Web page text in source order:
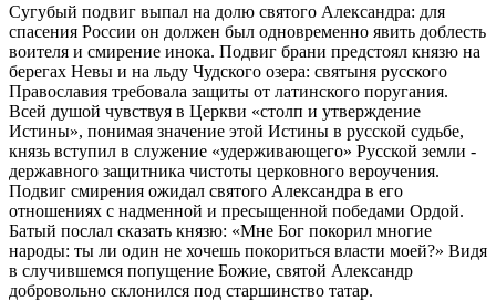
Сугубый подвиг выпал на долю святого Александра: для
спасения России он должен был одновременно явить доблесть
воителя и смирение инока. Подвиг брани предстоял князю на
берегах Невы и на льду Чудского озера: святыня русского
Православия требовала защиты от латинского поругания.
Всей душой чувствуя в Церкви «столп и утверждение
Истины», понимая значение этой Истины в русской судьбе,
князь вступил в служение «удерживающего» Русской земли -
державного защитника чистоты церковного вероучения.
Подвиг смирения ожидал святого Александра в его
отношениях с надменной и пресыщенной победами Ордой.
Батый послал сказать князю: «Мне Бог покорил многие
народы: ты ли один не хочешь покориться власти моей?» Видя
в случившемся попущение Божие, святой Александр
добровольно склонился под старшинство татар.